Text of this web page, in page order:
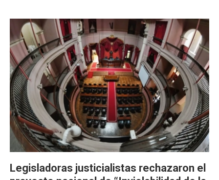
Legisladoras justicialistas rechazaron el